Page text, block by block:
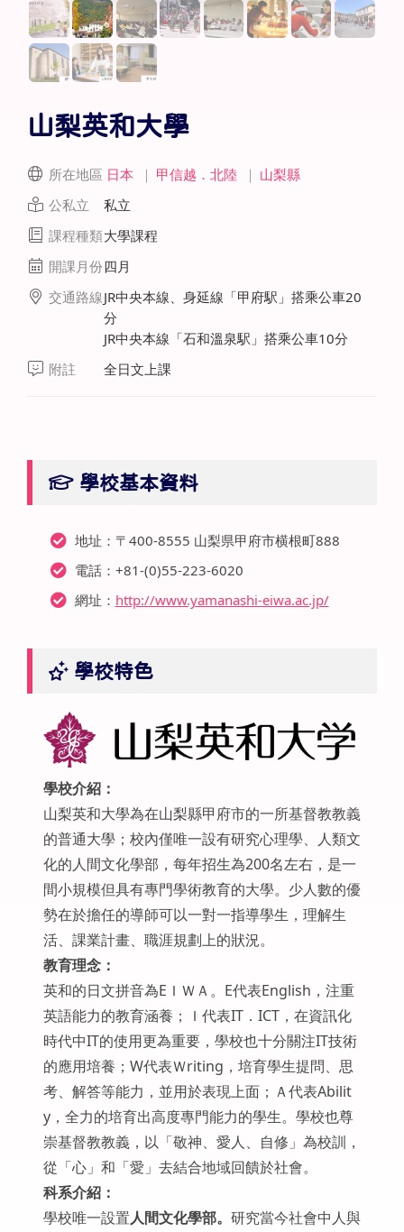
山梨英和大學
所在地區 日本 ｜ 甲信越．北陸 ｜ 山梨縣
公私立
私立
課程種類大學課程
開課月份四月
交通路線JR中央本線、身延線「甲府駅」搭乘公車20
分
JR中央本線「石和溫泉駅」搭乘公車10分
附註
全日文上課
學校基本資料
地址：〒400-8555 山梨県甲府市横根町888
電話：+81-(0)55-223-6020
網址： http://www.yamanashi-eiwa.ac.jp/
學校特色
學校介紹：
山梨英和大學為在山梨縣甲府市的一所基督教教義
的普通大學；校內僅唯一設有研究心理學、人類文
化的人間文化學部，每年招生為200名左右，是一
間小規模但具有專門學術教育的大學。少人數的優
勢在於擔任的導師可以一對一指導學生，理解生
活、課業計畫、職涯規劃上的狀況。
教育理念：
英和的日文拼音為EＩＷＡ。E代表English，注重
英語能力的教育涵養；Ｉ代表IT．ICT，在資訊化
時代中IT的使用更為重要，學校也十分關注IT技術
的應用培養；W代表Ｗriting，培育學生提問、思
考、解答等能力，並用於表現上面；Ａ代表Abilit
y，全力的培育出高度專門能力的學生。學校也尊
崇基督教教義，以「敬神、愛人、自修」為校訓，
從「心」和「愛」去結合地域回饋於社會。
科系介紹：
學校唯一設置人間文化學部。 研究當今社會中人與